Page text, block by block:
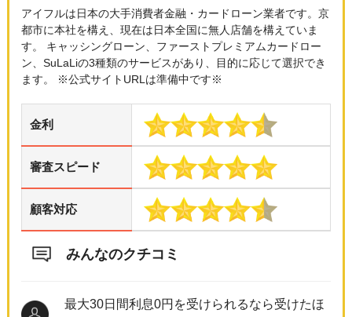
アイフルは日本の大手消費者金融・カードローン業者です。京
都市に本社を構え、現在は日本全国に無人店舗を構えていま
す。 キャッシングローン、ファーストプレミアムカードロー
ン、SuLaLiの3種類のサービスがあり、目的に応じて選択でき
ます。 ※公式サイトURLは準備中です※
金利
審査スピード
顧客対応
みんなのクチコミ
最大30日間利息0円を受けられるなら受けたほ